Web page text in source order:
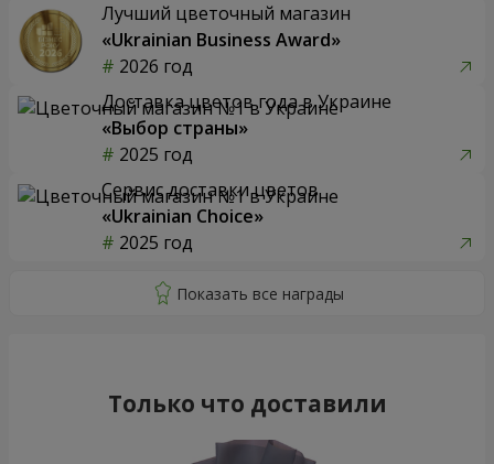
Лучший цветочный магазин
«Ukrainian Business Award»
2026 год
Доставка цветов года в Украине
«Выбор страны»
2025 год
Сервис доставки цветов
«Ukrainian Choice»
2025 год
Только что доставили